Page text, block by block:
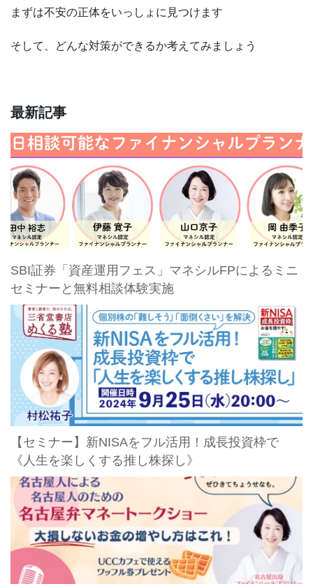
まずは不安の正体をいっしょに見つけます
そして、どんな対策ができるか考えてみましょう
最新記事
SBI証券「資産運用フェス」マネシルFPによるミニ
セミナーと無料相談体験実施
【セミナー】新NISAをフル活用！成長投資枠で
《人生を楽しくする推し株探し》